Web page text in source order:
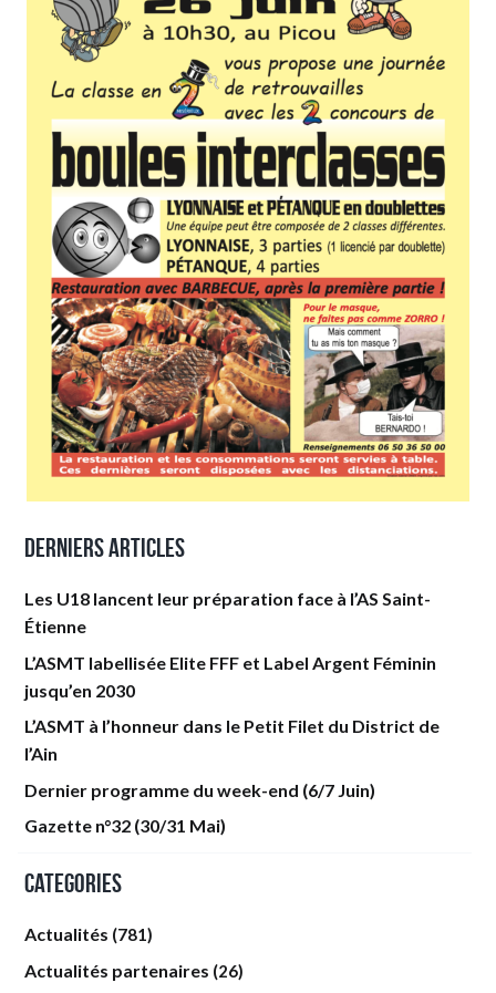
Derniers articles
Les U18 lancent leur préparation face à l’AS Saint-
Étienne
L’ASMT labellisée Elite FFF et Label Argent Féminin
jusqu’en 2030
L’ASMT à l’honneur dans le Petit Filet du District de
l’Ain
Dernier programme du week-end (6/7 Juin)
Gazette n°32 (30/31 Mai)
Categories
Actualités (781)
Actualités partenaires (26)